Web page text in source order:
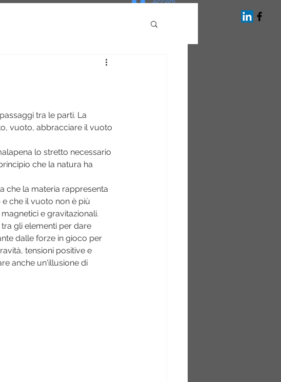
tra le parti. La
vuoto, abbracciare il vuoto
lo stretto necessario
che la natura ha
che la materia rappresenta
che il vuoto non è più
e gravitazionali.
gli elementi per dare
dalle forze in gioco per
tensioni positive e
anche un'illusione di